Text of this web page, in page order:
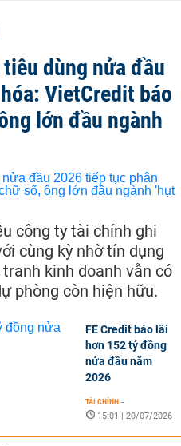
dùng nửa đầu
VietCredit báo
lớn đầu ngành
công ty tài chính ghi
cùng kỳ nhờ tín dụng
kinh doanh vẫn có
phòng còn hiện hữu.
FE Credit báo lãi
hơn 152 tỷ đồng
nửa đầu năm
2026
TÀI CHÍNH -
15:01 | 20/07/2026